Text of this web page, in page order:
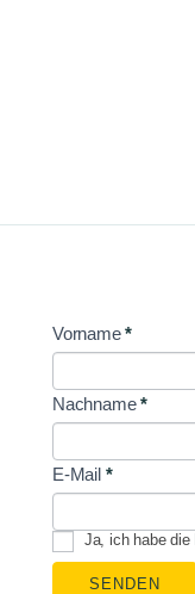
NL
Signup
Vorname*
Nachname*
E-Mail *
Ja, ich habe die
SENDEN